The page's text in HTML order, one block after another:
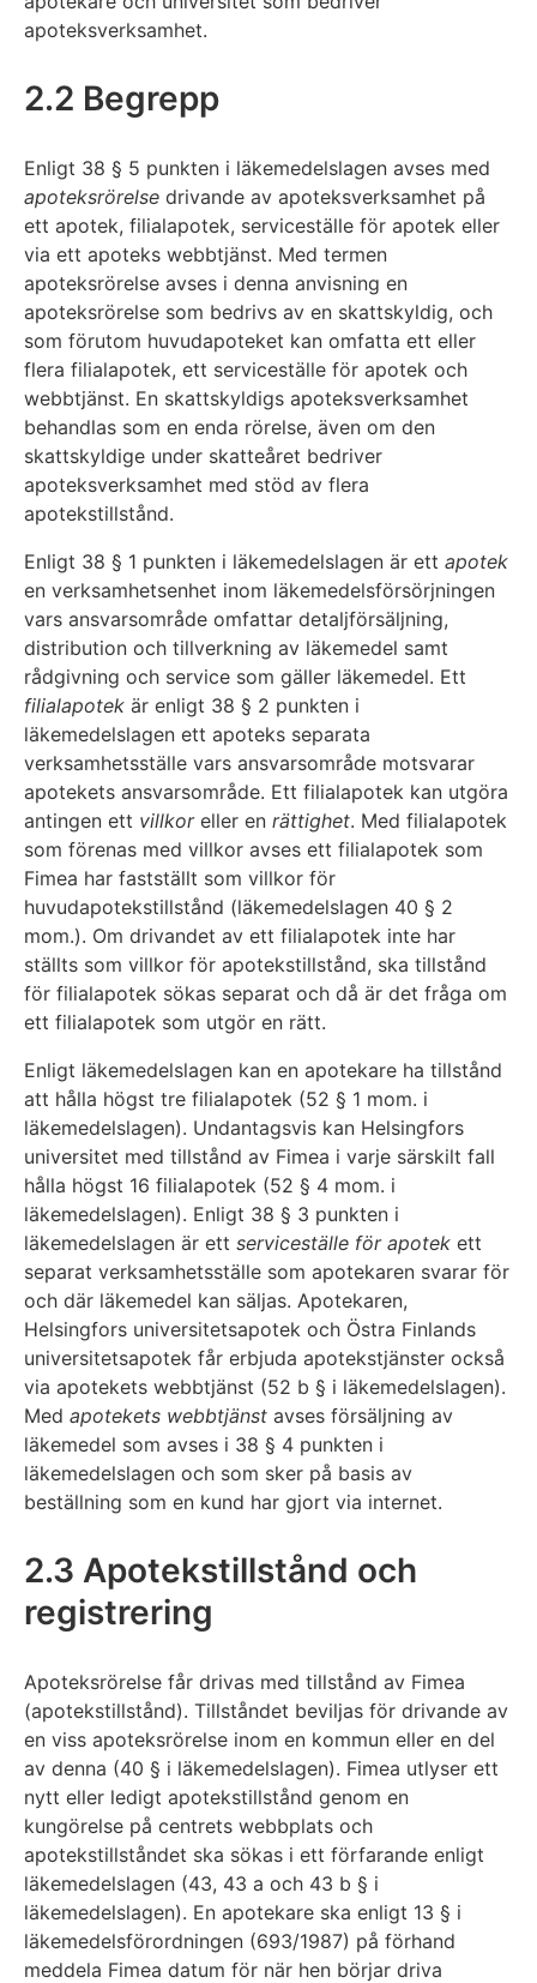
apoteksverksamhet.
2.2 Begrepp
Enligt 38 § 5 punkten i läkemedelslagen avses med
apoteksrörelse drivande av apoteksverksamhet på
ett apotek, filialapotek, serviceställe för apotek eller
via ett apoteks webbtjänst. Med termen
apoteksrörelse avses i denna anvisning en
apoteksrörelse som bedrivs av en skattskyldig, och
som förutom huvudapoteket kan omfatta ett eller
flera filialapotek, ett serviceställe för apotek och
webbtjänst. En skattskyldigs apoteksverksamhet
behandlas som en enda rörelse, även om den
skattskyldige under skatteåret bedriver
apoteksverksamhet med stöd av flera
apotekstillstånd.
Enligt 38 § 1 punkten i läkemedelslagen är ett apotek
en verksamhetsenhet inom läkemedelsförsörjningen
vars ansvarsområde omfattar detaljförsäljning,
distribution och tillverkning av läkemedel samt
rådgivning och service som gäller läkemedel. Ett
filialapotek är enligt 38 § 2 punkten i
läkemedelslagen ett apoteks separata
verksamhetsställe vars ansvarsområde motsvarar
apotekets ansvarsområde. Ett filialapotek kan utgöra
antingen ett villkoreller en rättighet. Med filialapotek
som förenas med villkor avses ett filialapotek som
Fimea har fastställt som villkor för
huvudapotekstillstånd (läkemedelslagen 40 § 2
mom.). Om drivandet av ett filialapotek inte har
ställts som villkor för apotekstillstånd, ska tillstånd
för filialapotek sökas separat och då är det fråga om
ett filialapotek som utgör en rätt.
Enligt läkemedelslagen kan en apotekare ha tillstånd
att hålla högst tre filialapotek (52 § 1 mom. i
läkemedelslagen). Undantagsvis kan Helsingfors
universitet med tillstånd av Fimea i varje särskilt fall
hålla högst 16 filialapotek (52 § 4 mom. i
läkemedelslagen). Enligt 38 § 3 punkten i
läkemedelslagen är ett serviceställe för apotek ett
separat verksamhetsställe som apotekaren svarar för
och där läkemedel kan säljas. Apotekaren,
Helsingfors universitetsapotek och Östra Finlands
universitetsapotek får erbjuda apotekstjänster också
via apotekets webbtjänst (52 b § i läkemedelslagen).
Med apotekets webbtjänst avses försäljning av
läkemedel som avses i 38 § 4 punkten i
läkemedelslagen och som sker på basis av
beställning som en kund har gjort via internet.
2.3 Apotekstillstånd och
registrering
Apoteksrörelse får drivas med tillstånd av Fimea
(apotekstillstånd). Tillståndet beviljas för drivande av
en viss apoteksrörelse inom en kommun eller en del
av denna (40 § i läkemedelslagen). Fimea utlyser ett
nytt eller ledigt apotekstillstånd genom en
kungörelse på centrets webbplats och
apotekstillståndet ska sökas i ett förfarande enligt
läkemedelslagen (43, 43 a och 43 b § i
läkemedelslagen). En apotekare ska enligt 13 § i
läkemedelsförordningen (693/1987) på förhand
meddela Fimea datum för när hen börjar driva